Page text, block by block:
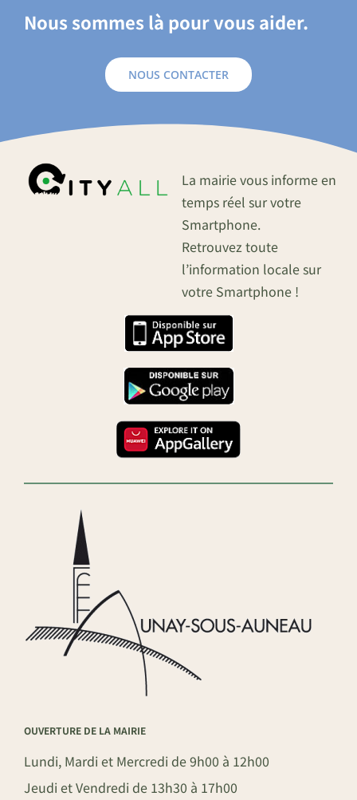
Nous sommes là pour vous aider.
NOUS CONTACTER
La mairie vous informe en
temps réel sur votre
Smartphone.
Retrouvez toute
l’information locale sur
votre Smartphone !
OUVERTURE DE LA MAIRIE
Lundi, Mardi et Mercredi de 9h00 à 12h00
Jeudi et Vendredi de 13h30 à 17h00